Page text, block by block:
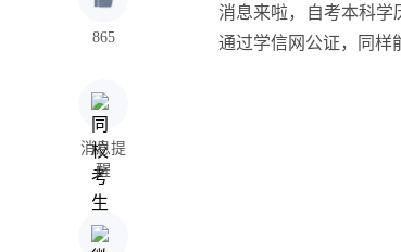
865
消息提
醒
消息来啦，自考本科学
通过学信网公证，同样